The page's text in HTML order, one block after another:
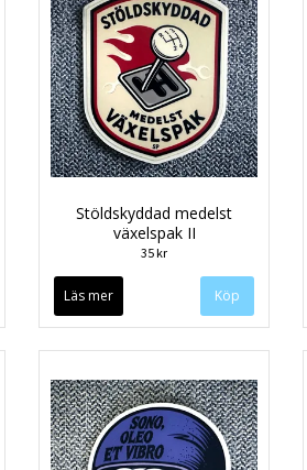
Stöldskyddad medelst
växelspak II
35 kr
Läs mer